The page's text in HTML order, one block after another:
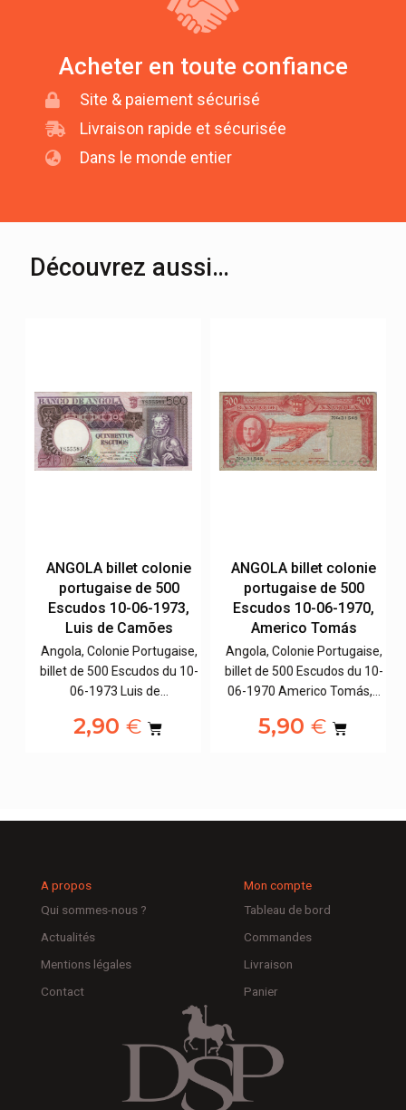
Acheter en toute confiance
Site & paiement sécurisé
Livraison rapide et sécurisée
Dans le monde entier
Découvrez aussi…
ANGOLA billet colonie
portugaise de 500
Escudos 10-06-1973,
Luis de Camões
Angola, Colonie Portugaise,
billet de 500 Escudos du 10-
06-1973 Luis de…
2,90 €
ANGOLA billet colonie
portugaise de 500
Escudos 10-06-1970,
Americo Tomás
Angola, Colonie Portugaise,
billet de 500 Escudos du 10-
06-1970 Americo Tomás,…
5,90 €
A propos
Qui sommes-nous ?
Actualités
Mentions légales
Contact
Mon compte
Tableau de bord
Commandes
Livraison
Panier